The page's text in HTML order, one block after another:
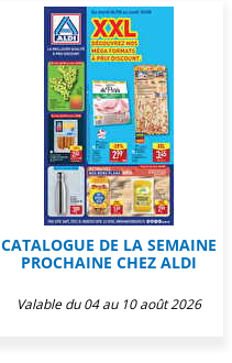
CATALOGUE DE LA SEMAINE
PROCHAINE CHEZ ALDI
Valable du 04 au 10 août 2026